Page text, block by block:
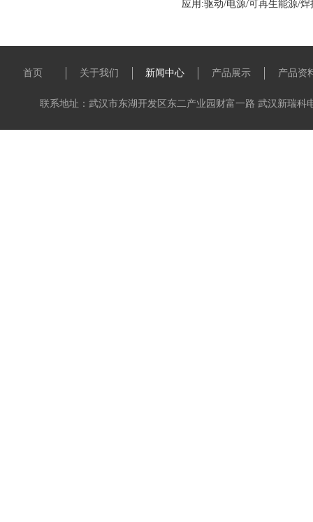
应用 :驱动/电源/可再生能源/焊
首页 关于我们 新闻中心 产品展示 产品资
联系地址：武汉市东湖开发区东二产业园财富一路 武汉新瑞